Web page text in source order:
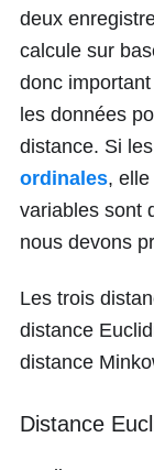
deux
calcule sur
donc
les données
distance. Si
ordinales,
variables sont
nous devons
Les trois
distance
distance
Distance